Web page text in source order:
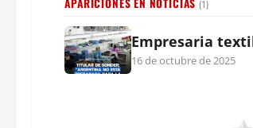
APARICIONES EN NOTICIAS (1)
Empresaria
16 de octubre de 2025